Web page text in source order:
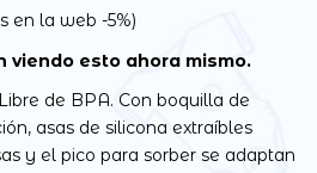
en la web -5%)
viendo esto ahora mismo.
de BPA. Con boquilla de
asas de silicona extraíbles
y el pico para sorber se adaptan